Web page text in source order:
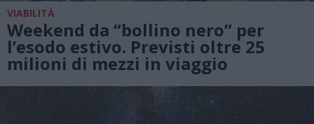
VIABILITÀ
Weekend da “bollino nero” per
l’esodo estivo. Previsti oltre 25
milioni di mezzi in viaggio